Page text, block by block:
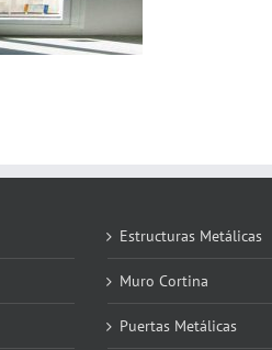
Estructuras Metálicas
Muro Cortina
Puertas Metálicas